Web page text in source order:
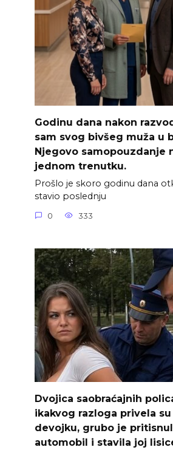
Godinu dana nakon
sam svog bivšeg muža u
Njegovo samopouzdanje
jednom trenutku.
Prošlo je skoro godinu dana
stavio poslednju
0 333
Dvojica saobraćajnih
ikakvog razloga privela
devojku, grubo je
automobil i stavila joj